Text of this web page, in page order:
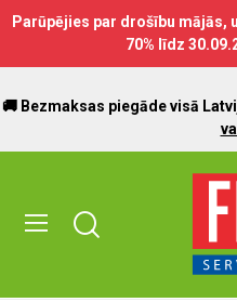
Parūpējies par drošību mājās,
70% līdz
🚚 Bezmaksas piegāde visā